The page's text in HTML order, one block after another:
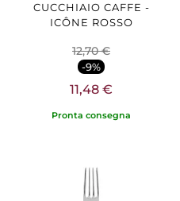
CUCCHIAIO CAFFE -
ICÔNE ROSSO
12,70 €
-9%
11,48 €
Pronta consegna